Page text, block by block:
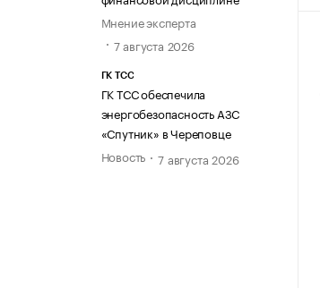
Мнение эксперта
7 августа 2026
ГК ТСС
ГК ТСС обеспечила
энергобезопасность АЗС
«Спутник» в Череповце
Новость
7 августа 2026